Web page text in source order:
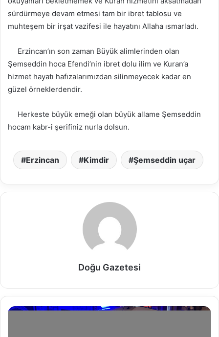
sürdürmeye devam etmesi tam bir ibret tablosu ve
muhteşem bir irşat vazifesi ile hayatını Allaha ısmarladı.
Erzincan’ın son zaman Büyük alimlerinden olan
Şemseddin hoca Efendi’nin ibret dolu ilim ve Kuran’a
hizmet hayatı hafızalarımızdan silinmeyecek kadar en
güzel örneklerdendir.
Herkeste büyük emeği olan büyük allame Şemseddin
hocam kabr-i şerifiniz nurla dolsun.
Erzincan Kimdir Şemseddin uçar
Doğu Gazetesi